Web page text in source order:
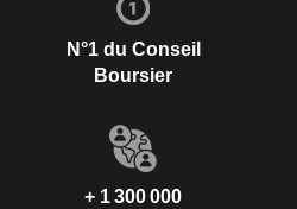
N°1 du Conseil
Boursier
+ 1 300 000